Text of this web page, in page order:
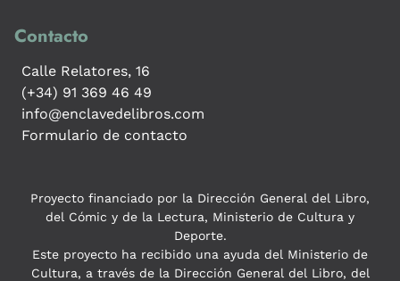
Contacto
Calle Relatores, 16
(+34) 91 369 46 49
info@enclavedelibros.com
Formulario de contacto
Proyecto financiado por la Dirección General del Libro,
del Cómic y de la Lectura, Ministerio de Cultura y
Deporte.
Este proyecto ha recibido una ayuda del Ministerio de
Cultura, a través de la Dirección General del Libro, del